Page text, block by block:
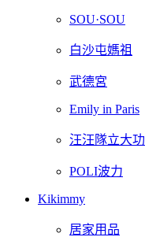
SOU·SOU
白沙屯媽祖
武德宮
Emily in Paris
汪汪隊立大功
POLI波力
Kikimmy
居家用品